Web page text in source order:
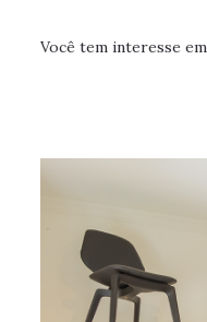
Você tem interesse